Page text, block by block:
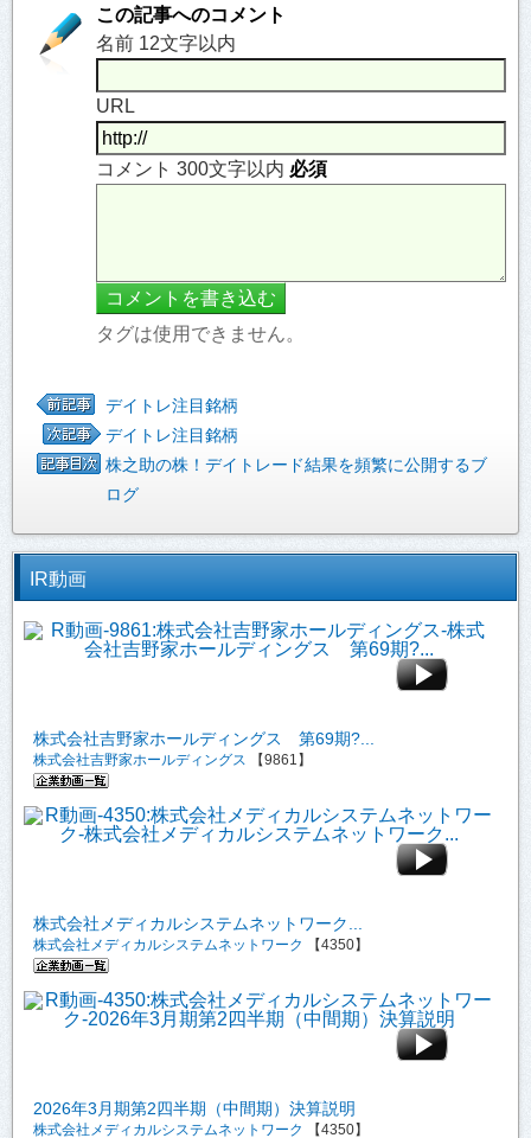
この記事へのコメント
名前 12文字以内
URL
コメント 300文字以内 必須
タグは使用できません。
デイトレ注目銘柄
デイトレ注目銘柄
株之助の株！デイトレード結果を頻繁に公開するブ
ログ
IR動画
株式会社吉野家ホールディングス 第69期?...
株式会社吉野家ホールディングス 【9861】
株式会社メディカルシステムネットワーク...
株式会社メディカルシステムネットワーク 【4350】
2026年3月期第2四半期（中間期）決算説明
株式会社メディカルシステムネットワーク 【4350】